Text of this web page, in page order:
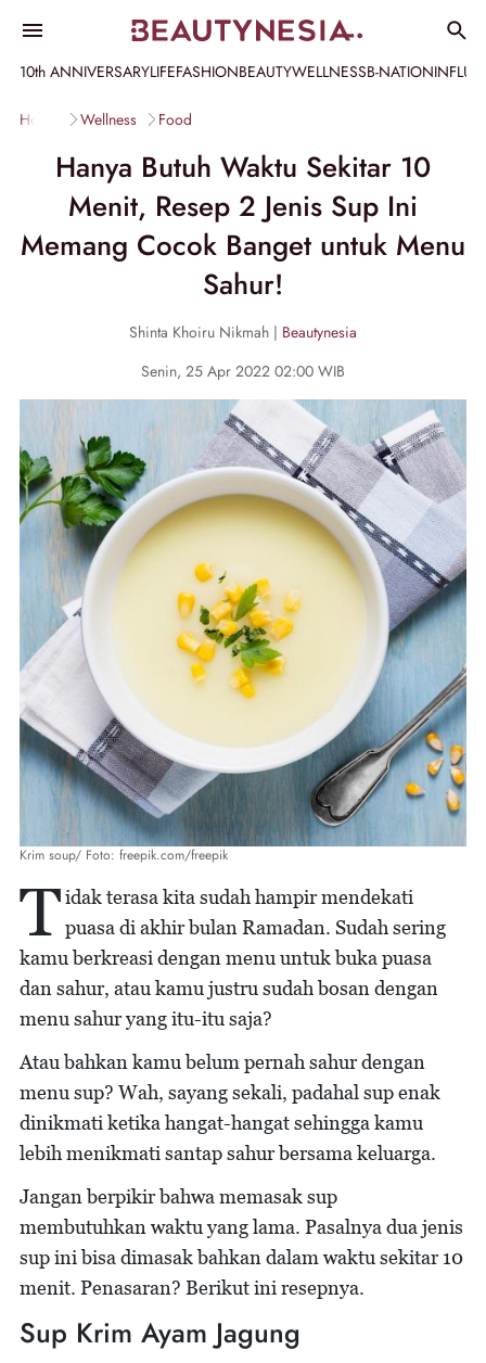
10th ANNIVERSARYLIFEFASHIONBEAUTYWELLNESSB-NATION
Home Wellness Food
Hanya Butuh Waktu Sekitar 10
Menit, Resep 2 Jenis Sup Ini
Memang Cocok Banget untuk Menu
Sahur!
Shinta Khoiru Nikmah | Beautynesia
Senin, 25 Apr 2022 02:00 WIB
Krim soup/ Foto: freepik.com/freepik
Tidak terasa kita sudah hampir mendekati
puasa di akhir bulan Ramadan. Sudah sering
kamu berkreasi dengan menu untuk buka puasa
dan sahur, atau kamu justru sudah bosan dengan
menu sahur yang itu-itu saja?
Atau bahkan kamu belum pernah sahur dengan
menu sup? Wah, sayang sekali, padahal sup enak
dinikmati ketika hangat-hangat sehingga kamu
lebih menikmati santap sahur bersama keluarga.
Jangan berpikir bahwa memasak sup
membutuhkan waktu yang lama. Pasalnya dua jenis
sup ini bisa dimasak bahkan dalam waktu sekitar 10
menit. Penasaran? Berikut ini resepnya.
Sup Krim Ayam Jagung